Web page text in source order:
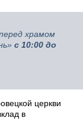
храмом
с 10:00 до
церкви
в